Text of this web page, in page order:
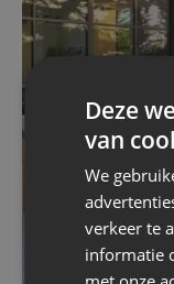
Deze
van
We
verkeer te
informatie